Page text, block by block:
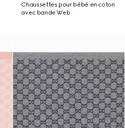
Chaussettes pour bébé en coton
avec bande Web